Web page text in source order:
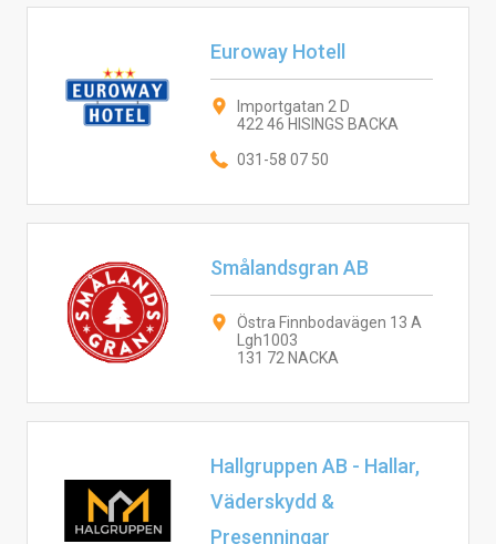
Euroway Hotell
Importgatan 2 D
422 46 HISINGS BACKA
031-58 07 50
Smålandsgran AB
Östra Finnbodavägen 13 A
Lgh1003
131 72 NACKA
Hallgruppen AB - Hallar,
Väderskydd &
Presenningar